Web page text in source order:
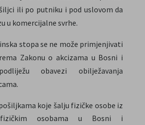
ili po putniku i pod uslovom da
u komercijalne svrhe.
stopa se ne može primjenjivati
Zakonu o akcizama u Bosni i
obavezi obilježavanja
koje šalju fizičke osobe iz
fizičkim osobama u Bosni i